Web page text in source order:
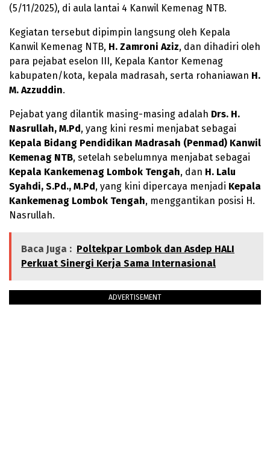
(5/11/2025), di aula lantai 4 Kanwil Kemenag NTB.
Kegiatan tersebut dipimpin langsung oleh Kepala
Kanwil Kemenag NTB, H. Zamroni Aziz, dan dihadiri oleh
para pejabat eselon III, Kepala Kantor Kemenag
kabupaten/kota, kepala madrasah, serta rohaniawan H.
M. Azzuddin.
Pejabat yang dilantik masing-masing adalah Drs. H.
Nasrullah, M.Pd, yang kini resmi menjabat sebagai
Kepala Bidang Pendidikan Madrasah (Penmad) Kanwil
Kemenag NTB, setelah sebelumnya menjabat sebagai
Kepala Kankemenag Lombok Tengah, dan H. Lalu
Syahdi, S.Pd., M.Pd, yang kini dipercaya menjadi Kepala
Kankemenag Lombok Tengah, menggantikan posisi H.
Nasrullah.
Baca Juga : Poltekpar Lombok dan Asdep HALI
Perkuat Sinergi Kerja Sama Internasional
ADVERTISEMENT